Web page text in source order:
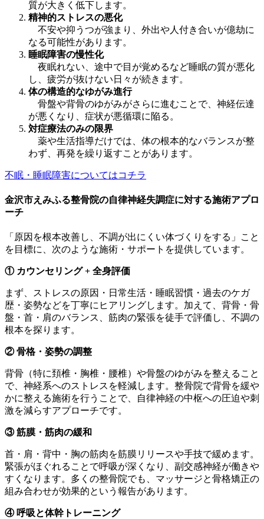
質が大きく低下します。
精神的ストレスの悪化
不安や抑うつが強まり、外出や人付き合いが億劫に
なる可能性があります。
睡眠障害の慢性化
夜眠れない、途中で目が覚めるなど睡眠の質が悪化
し、疲労が抜けない日々が続きます。
体の構造的なゆがみ進行
骨盤や背骨のゆがみがさらに進むことで、神経伝達
が悪くなり、症状が悪循環に陥る。
対症療法のみの限界
薬や生活指導だけでは、体の根本的なバランスが整
わず、再発を繰り返すことがあります。
不眠・睡眠障害についてはコチラ
金沢市えみふる整骨院の自律神経失調症に対する施術アプロ
ーチ
「原因を根本改善し、不調が出にくい体づくりをする」こと
を目標に、次のような施術・サポートを提供しています。
① カウンセリング + 全身評価
まず、ストレスの原因・日常生活・睡眠習慣・過去のケガ
歴・姿勢などを丁寧にヒアリングします。加えて、背骨・骨
盤・首・肩のバランス、筋肉の緊張を徒手で評価し、不調の
根本を探ります。
② 骨格・姿勢の調整
背骨（特に頚椎・胸椎・腰椎）や骨盤のゆがみを整えること
で、神経系へのストレスを軽減します。整骨院で背骨を緩や
かに整える施術を行うことで、自律神経の中枢への圧迫や刺
激を減らすアプローチです。
③ 筋膜・筋肉の緩和
首・肩・背中・胸の筋肉を筋膜リリースや手技で緩めます。
緊張がほぐれることで呼吸が深くなり、副交感神経が働きや
すくなります。多くの整骨院でも、マッサージと骨格矯正の
組み合わせが効果的という報告があります。
④ 呼吸と体幹トレーニング